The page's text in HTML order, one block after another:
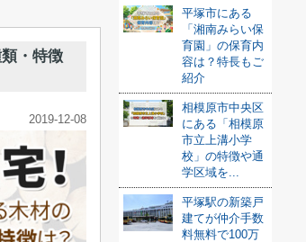
・特徴
2019-12-08
平塚市にある
「湘南みらい保
育園」の保育内
容は？特長もご
紹介
相模原市中央区
にある「相模原
市立上溝小学
校」の特徴や通
学区域を...
平塚駅の新築戸
建てが仲介手数
料無料で100万